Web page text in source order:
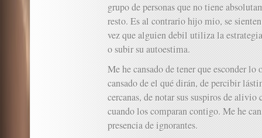
grupo de personas que no tiene
resto. Es al contrario hijo mio, se
vez que alguien debil utiliza la
o subir su autoestima.
Me he cansado de tener que esconder
cansado de el qué dirán, de percibir
cercanas, de notar sus suspiros de alivio
cuando los comparan contigo. Me he
presencia de ignorantes.